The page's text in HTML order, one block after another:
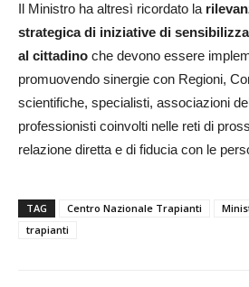
Il Ministro ha altresì ricordato la
strategica di iniziative di
al cittadino che devono essere
promuovendo sinergie con Regioni,
scientifiche, specialisti, associazioni
professionisti coinvolti nelle reti di
relazione diretta e di fiducia con le
TAG Centro Nazionale Trapianti
trapianti